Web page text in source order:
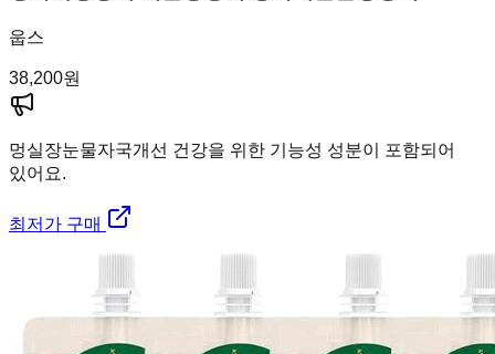
웁스
38,200원
멍실장눈물자국개선 건강을 위한 기능성 성분이 포함되어
있어요.
최저가 구매